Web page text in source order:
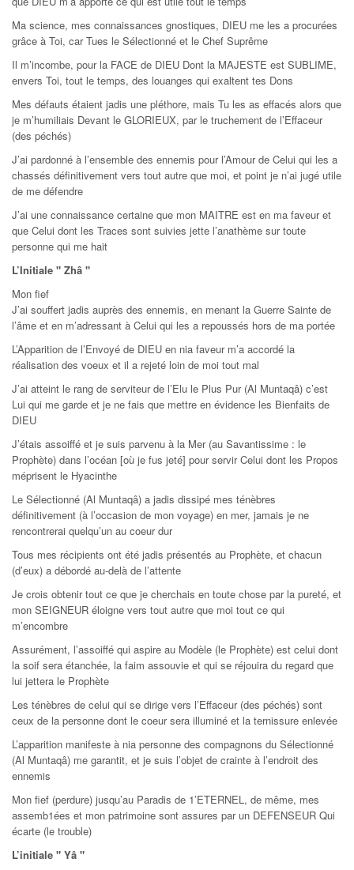
Ma science, mes connaissances gnostiques, DIEU me les a procurées
grâce à Toi, car Tues le Sélectionné et le Chef Suprême
Il m’incombe, pour la FACE de DIEU Dont la MAJESTE est SUBLIME,
envers Toi, tout le temps, des louanges qui exaltent tes Dons
Mes défauts étaient jadis une pléthore, mais Tu les as effacés alors que
je m’humiliais Devant le GLORIEUX, par le truchement de l’Effaceur
(des péchés)
J’ai pardonné à l’ensemble des ennemis pour l’Amour de Celui qui les a
chassés définitivement vers tout autre que moi, et point je n’ai jugé utile
de me défendre
J’ai une connaissance certaine que mon MAITRE est en ma faveur et
que Celui dont les Traces sont suivies jette l’anathème sur toute
personne qui me hait
L’Initiale " Zhâ "
Mon fief
J’ai souffert jadis auprès des ennemis, en menant la Guerre Sainte de
l’âme et en m’adressant à Celui qui les a repoussés hors de ma portée
L’Apparition de l’Envoyé de DIEU en nia faveur m’a accordé la
réalisation des voeux et il a rejeté loin de moi tout mal
J’ai atteint le rang de serviteur de l’Elu le Plus Pur (Al Muntaqâ) c’est
Lui qui me garde et je ne fais que mettre en évidence les Bienfaits de
DIEU
J’étais assoiffé et je suis parvenu à la Mer (au Savantissime : le
Prophète) dans l’océan [où je fus jeté] pour servir Celui dont les Propos
méprisent le Hyacinthe
Le Sélectionné (Al Muntaqâ) a jadis dissipé mes ténèbres
définitivement (à l’occasion de mon voyage) en mer, jamais je ne
rencontrerai quelqu’un au coeur dur
Tous mes récipients ont été jadis présentés au Prophète, et chacun
(d’eux) a débordé au-delà de l’attente
Je crois obtenir tout ce que je cherchais en toute chose par la pureté, et
mon SEIGNEUR éloigne vers tout autre que moi tout ce qui
m’encombre
Assurément, l’assoiffé qui aspire au Modèle (le Prophète) est celui dont
la soif sera étanchée, la faim assouvie et qui se réjouira du regard que
lui jettera le Prophète
Les ténèbres de celui qui se dirige vers l’Effaceur (des péchés) sont
ceux de la personne dont le coeur sera illuminé et la ternissure enlevée
L’apparition manifeste à nia personne des compagnons du Sélectionné
(Al Muntaqâ) me garantit, et je suis l’objet de crainte à l’endroit des
ennemis
Mon fief (perdure) jusqu’au Paradis de 1’ETERNEL, de même, mes
assemb1ées et mon patrimoine sont assures par un DEFENSEUR Qui
écarte (le trouble)
L’initiale " Yâ "